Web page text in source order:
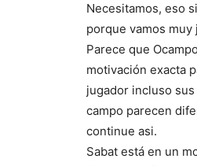
Necesitamos, eso
porque vamos
Parece que
motivación exacta
jugador incluso
campo parecen
continue asi.
Sabat está en un